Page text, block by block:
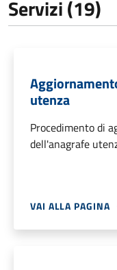
Servizi (19)
utenza
Procedimento di
dell'anagrafe
VAI ALLA PAGINA